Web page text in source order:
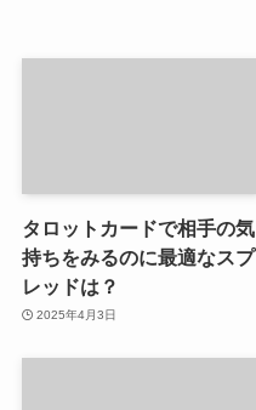
タロットカードで相手の気
持ちをみるのに最適なスプ
レッドは？
2025年4月3日